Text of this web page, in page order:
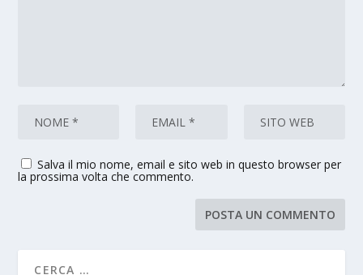
Salva il mio nome, email e sito web in questo browser per
la prossima volta che commento.